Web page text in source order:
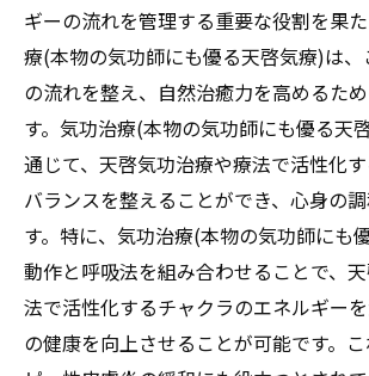
ギーの流れを管理する重要な役割を果
療(本物の気功師にも優る天啓気療)は、
の流れを整え、自然治癒力を高めるた
す。気功治療(本物の気功師にも優る天
通じて、天啓気功治療や療法で活性化
バランスを整えることができ、心身の
す。特に、気功治療(本物の気功師にも
動作と呼吸法を組み合わせることで、
法で活性化するチャクラのエネルギー
の健康を向上させることが可能です。